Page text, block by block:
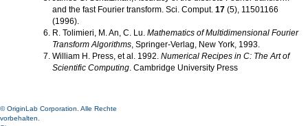
and the fast Fourier transform. Sci. Comput. 17 (5), 11501166
(1996).
R. Tolimieri, M. An, C. Lu. Mathematics of Multidimensional Fourier
Transform Algorithms, Springer-Verlag, New York, 1993.
William H. Press, et al. 1992. Numerical Recipes in C: The Art of
Scientific Computing. Cambridge University Press
© OriginLab Corporation. Alle Rechte
vorbehalten.